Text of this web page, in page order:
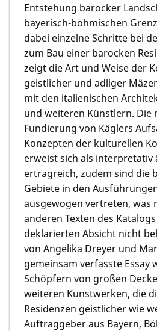
Entstehung barocker
bayerisch-böhmischen
dabei einzelne Schritte bei
zum Bau einer barocken
zeigt die Art und Weise der
geistlicher und adliger
mit den italienischen
und weiteren Künstlern. Die
Fundierung von Käglers
Konzepten der kulturellen
erweist sich als interpretativ
ertragreich, zudem sind die
Gebiete in den
ausgewogen vertreten, was
anderen Texten des
deklarierten Absicht nicht
von Angelika Dreyer und
gemeinsam verfasste Essay
Schöpfern von großen
weiteren Kunstwerken, die
Residenzen geistlicher wie
Auftraggeber aus Bayern,